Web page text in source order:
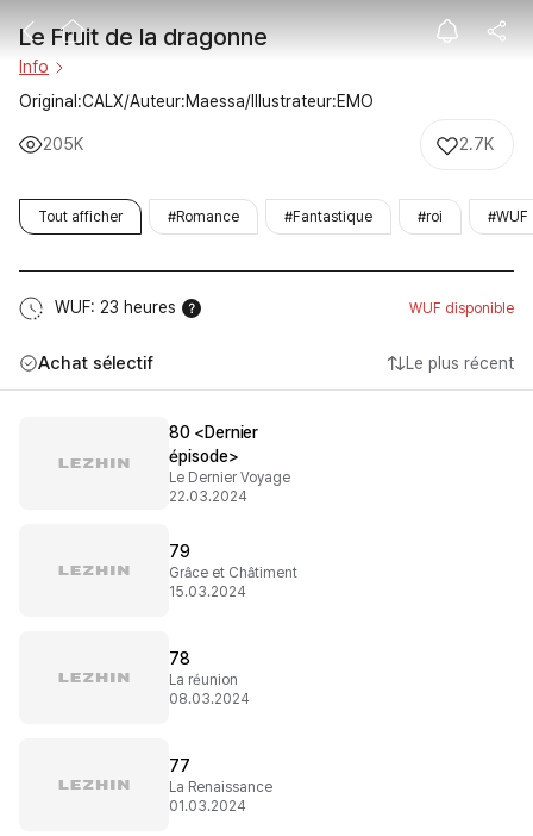
Le Fruit de la
Le Fruit de la dragonne
Info
Original:CALX/Auteur:Maessa/Illustrateur:EMO
205K 2.7K
Tout afficher #Romance #Fantastique #roi #WUF
WUF: 23 heures WUF disponible
Achat sélectif Le plus récent
80 <Dernier
épisode>
Le Dernier Voyage
22.03.2024
79
Grâce et Châtiment
15.03.2024
78
La réunion
08.03.2024
77
La Renaissance
01.03.2024